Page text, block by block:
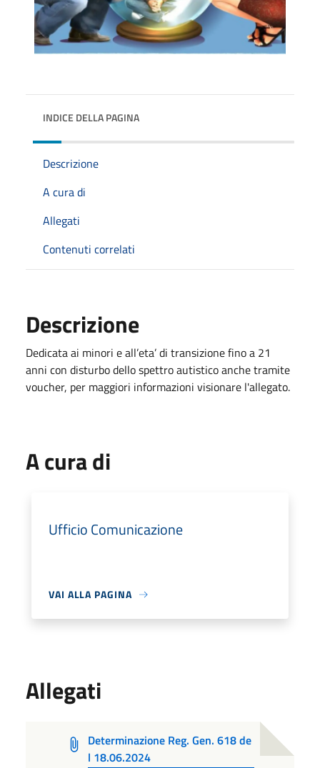
INDICE DELLA PAGINA
Descrizione
A cura di
Allegati
Contenuti correlati
Descrizione
Dedicata ai minori e all’eta’ di transizione fino a 21
anni con disturbo dello spettro autistico anche tramite
voucher, per maggiori informazioni visionare l'allegato.
A cura di
Ufficio Comunicazione
VAI ALLA PAGINA
Allegati
Determinazione Reg. Gen. 618 de
l 18.06.2024